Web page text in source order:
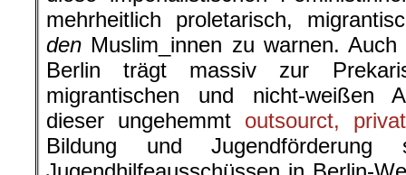
mehrheitlich proletarisch,
den Muslim_innen zu warnen.
Berlin trägt massiv zur
migrantischen und nicht-weißen
dieser ungehemmt outsourct,
Bildung und